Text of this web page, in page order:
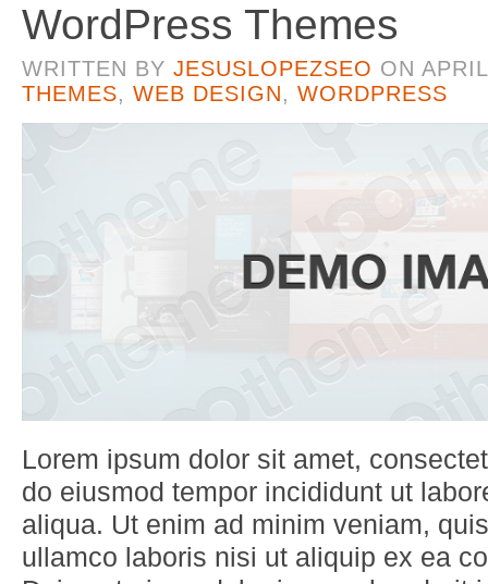
WordPress Themes
WRITTEN BY JESUSLOPEZSEO ON
THEMES, WEB DESIGN, WORDPRESS
Lorem ipsum dolor sit amet,
do eiusmod tempor incididunt ut
aliqua. Ut enim ad minim veniam,
ullamco laboris nisi ut aliquip ex ea